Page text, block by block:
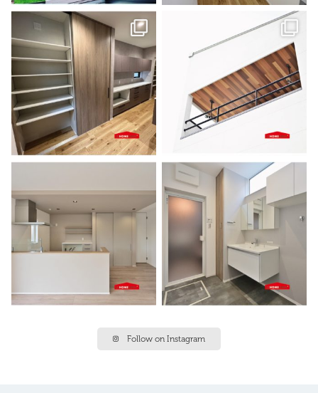
Follow on Instagram